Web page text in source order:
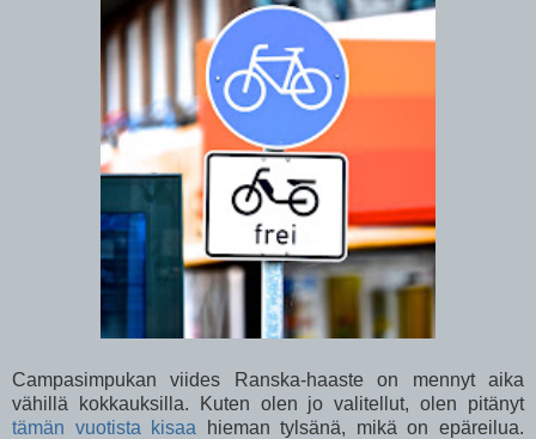
Campasimpukan viides Ranska-haaste on mennyt aika
vähillä kokkauksilla. Kuten olen jo valitellut, olen pitänyt
tämän vuotista kisaa hieman tylsänä, mikä on epäreilua.